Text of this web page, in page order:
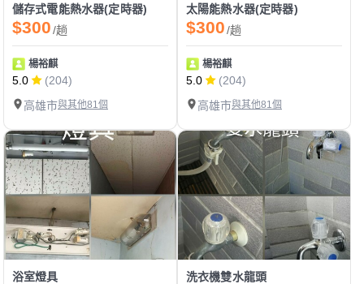
儲存式電能熱水器(定時器)
$300/趟
楊裕麒
5.0
(204)
高雄市與其他81個
太陽能熱水器(定時器)
$300/趟
楊裕麒
5.0
(204)
高雄市與其他81個
浴室燈具 洗衣機雙水龍頭